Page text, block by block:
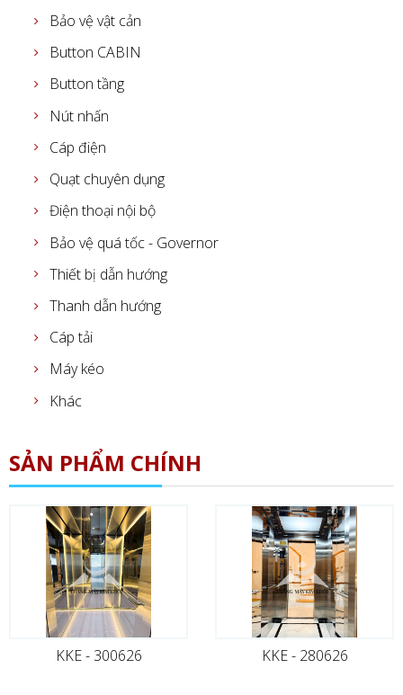
Bảo vệ vật cản
Button CABIN
Button tầng
Nút nhấn
Cáp điện
Quạt chuyên dụng
Điện thoại nội bộ
Bảo vệ quá tốc - Governor
Thiết bị dẫn hướng
Thanh dẫn hướng
Cáp tải
Máy kéo
Khác
SẢN PHẨM CHÍNH
KKE - 300626 KKE - 280626